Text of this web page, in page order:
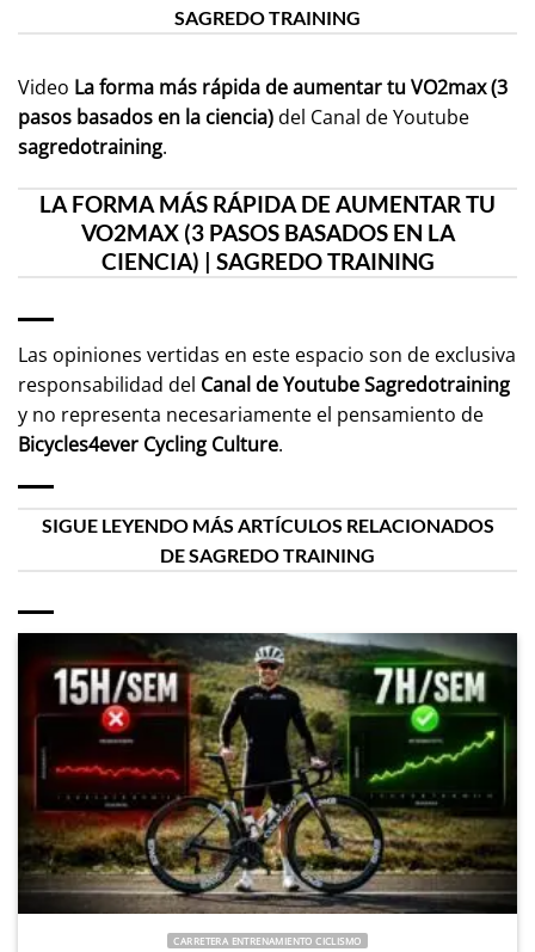
SAGREDO TRAINING
Video La forma más rápida de aumentar tu VO2max (3
pasos basados en la ciencia)del Canal de Youtube
sagredotraining.
LA FORMA MÁS RÁPIDA DE AUMENTAR TU
VO2MAX (3 PASOS BASADOS EN LA
CIENCIA) | SAGREDO TRAINING
Las opiniones vertidas en este espacio son de exclusiva
responsabilidad del Canal de YoutubeSagredotraining
y no representa necesariamente el pensamiento de
Bicycles4ever Cycling Culture.
SIGUE LEYENDO MÁS ARTÍCULOS RELACIONADOS
DE SAGREDO TRAINING
CARRETERA ENTRENAMIENTO CICLISMO